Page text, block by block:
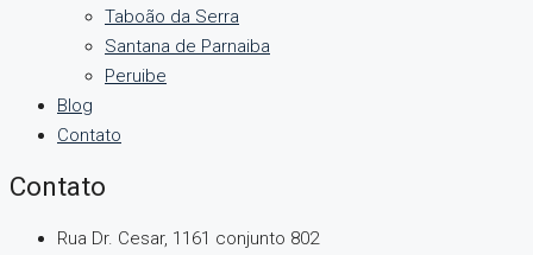
Taboão da Serra
Santana de Parnaiba
Peruibe
Blog
Contato
Contato
Rua Dr. Cesar, 1161 conjunto 802